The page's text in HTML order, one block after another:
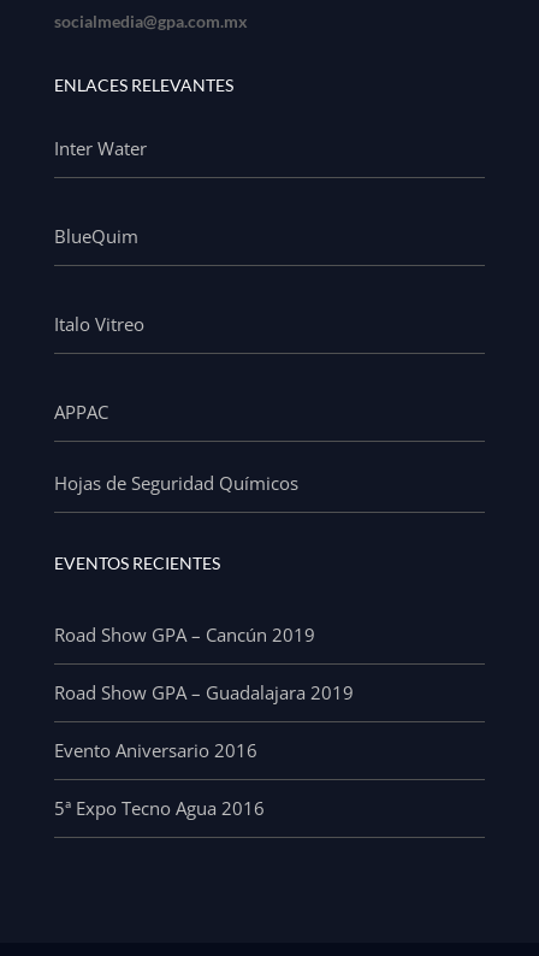
socialmedia@gpa.com.mx
ENLACES RELEVANTES
Inter Water
BlueQuim
Italo Vitreo
APPAC
Hojas de Seguridad Químicos
EVENTOS RECIENTES
Road Show GPA – Cancún 2019
Road Show GPA – Guadalajara 2019
Evento Aniversario 2016
5ª Expo Tecno Agua 2016